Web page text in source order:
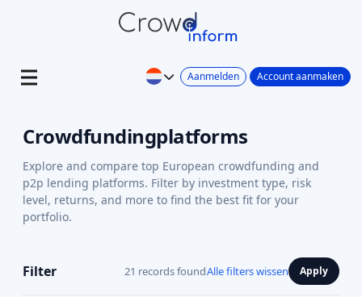
Aanmelden Account aanmaken
Crowdfundingplatforms
Explore and compare top European crowdfunding and
p2p lending platforms. Filter by investment type, risk
level, returns, and more to find the best fit for your
portfolio.
Filter 21 records foundAlle filters wissen Apply